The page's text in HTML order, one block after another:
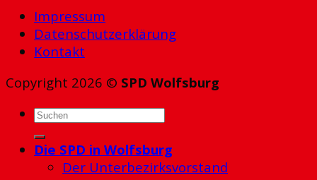
Impressum
Datenschutzerklärung
Kontakt
Copyright 2026 © SPD Wolfsburg
Die SPD in Wolfsburg
Der Unterbezirksvorstand